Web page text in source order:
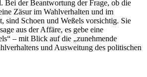
Bei der Beantwortung der Frage, ob die
Zäsur im Wahlverhalten und im
sind Schoen und Weßels vorsichtig. Sie
aus der Affäre, es gebe eine
– mit Blick auf die „zunehmende
und Ausweitung des politischen